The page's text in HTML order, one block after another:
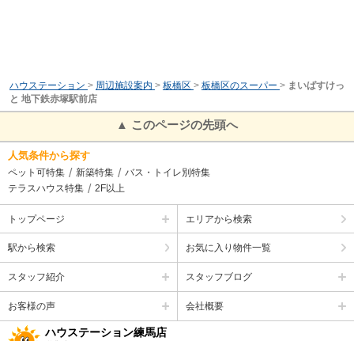
ハウステーション > 周辺施設案内 > 板橋区 > 板橋区のスーパー > まいばすけっ
と 地下鉄赤塚駅前店
▲ このページの先頭へ
人気条件から探す
ペット可特集 新築特集
バス・トイレ別特集
テラスハウス特集
2F以上
トップページ エリアから検索
駅から検索 お気に入り物件一覧
スタッフ紹介 スタッフブログ
お客様の声 会社概要
ハウステーション練馬店